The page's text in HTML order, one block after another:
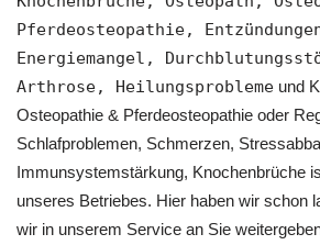
Pferdeosteopathie,
Energiemangel,
Arthrose, Heilungsprobleme und
Osteopathie & Pferdeosteopathie oder
Schlafproblemen, Schmerzen,
Immunsystemstärkung, Knochenbrüche
unseres Betriebes. Hier haben wir schon
wir in unserem Service an Sie